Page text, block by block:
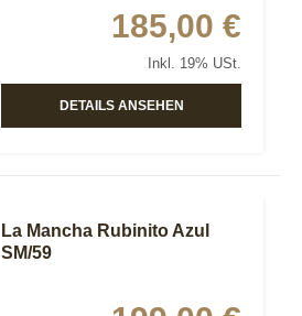
185,00 €
Inkl. 19% USt.
DETAILS ANSEHEN
La Mancha Rubinito Azul
SM/59